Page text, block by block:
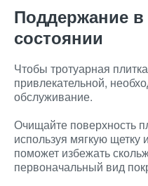
Поддержание
состоянии
Чтобы тротуарная
привлекательной,
обслуживание.
Очищайте поверхность
используя мягкую
поможет избежать
первоначальный вид